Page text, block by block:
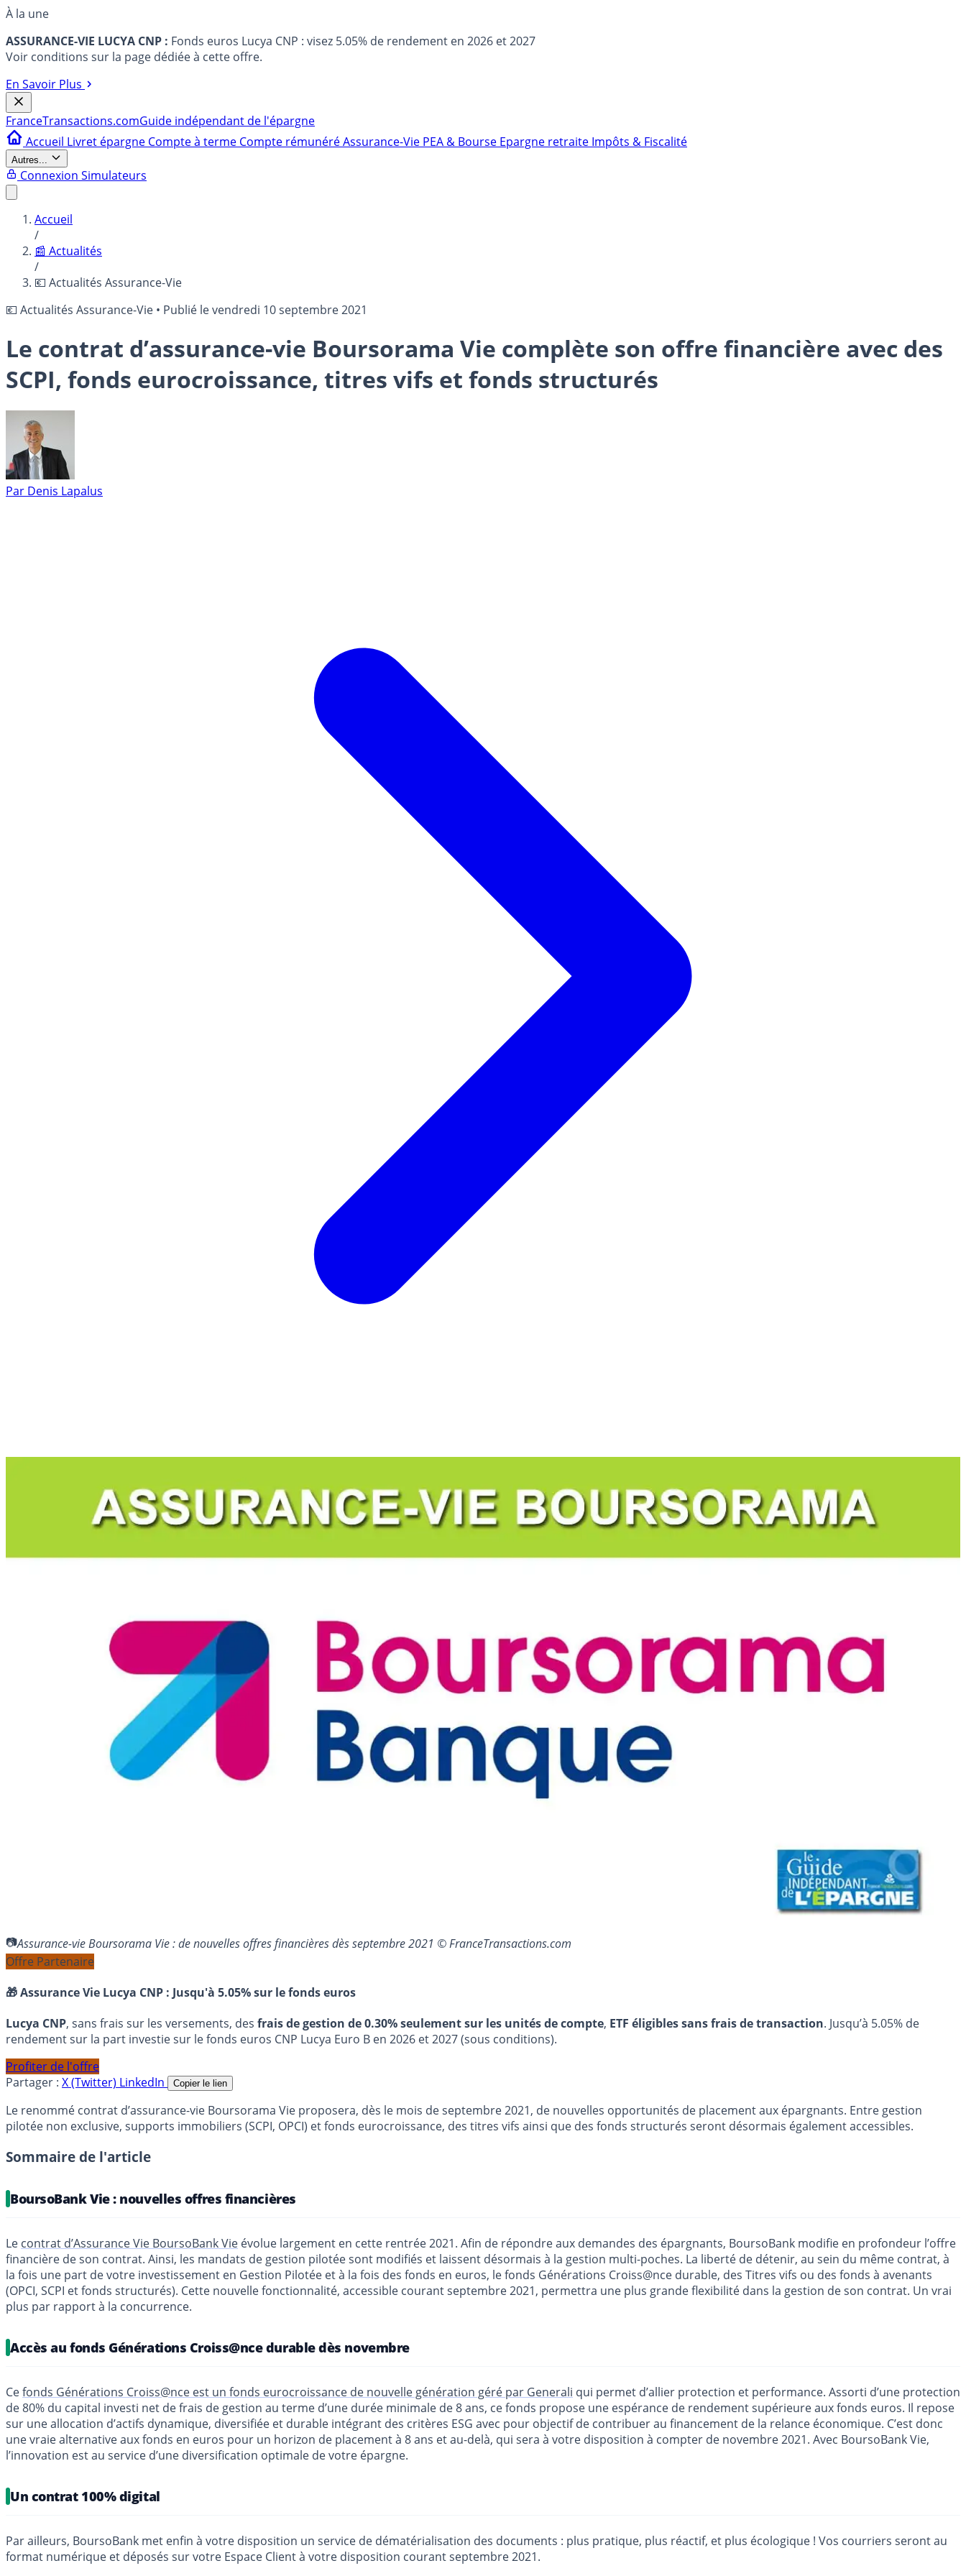
À la une
ASSURANCE-VIE LUCYA CNP : Fonds euros Lucya CNP : visez 5.05% de rendement en 2026 et 2027
Voir conditions sur la page dédiée à cette offre.
En Savoir Plus
FranceTransactions.comGuide indépendant de l'épargne
Accueil Livret épargne Compte à terme Compte rémunéréAssurance-Vie PEA & Bourse Epargne retraite Impôts & Fiscalité
Autres...
Connexion Simulateurs
Accueil
/
📰 Actualités
/
💶 Actualités Assurance-Vie
💶 Actualités Assurance-Vie • Publié levendredi 10 septembre 2021
Le contrat d’assurance-vie Boursorama Vie complète son offre financière avec des
SCPI, fonds eurocroissance, titres vifs et fonds structurés
Par Denis Lapalus
Assurance-vie Boursorama Vie : de nouvelles offres financières dès septembre 2021 © FranceTransactions.com
Offre Partenaire
🎁 Assurance Vie Lucya CNP : Jusqu'à 5.05% sur le fonds euros
Lucya CNP, sans frais sur les versements, des frais de gestion de 0.30% seulement sur les unités de compte, ETF éligibles sans frais de transaction. Jusqu’à 5.05% de
rendement sur la part investie sur le fonds euros CNP Lucya Euro B en 2026 et 2027 (sous conditions).
Profiter de l'offre
Partager : X (Twitter) LinkedIn Copier le lien
Le renommé contrat d’assurance-vie Boursorama Vie proposera, dès le mois de septembre 2021, de nouvelles opportunités de placement aux épargnants. Entre gestion
pilotée non exclusive, supports immobiliers (SCPI, OPCI) et fonds eurocroissance, des titres vifs ainsi que des fonds structurés seront désormais également accessibles.
Sommaire de l'article
BoursoBank Vie : nouvelles offres financières
Le contrat d’Assurance Vie BoursoBank Vie évolue largement en cette rentrée 2021. Afin de répondre aux demandes des épargnants, BoursoBank modifie en profondeur l’offre
financière de son contrat. Ainsi, les mandats de gestion pilotée sont modifiés et laissent désormais à la gestion multi-poches. La liberté de détenir, au sein du même contrat, à
la fois une part de votre investissement en Gestion Pilotée et à la fois des fonds en euros, le fonds Générations Croiss@nce durable, des Titres vifs ou des fonds à avenants
(OPCI, SCPI et fonds structurés). Cette nouvelle fonctionnalité, accessible courant septembre 2021, permettra une plus grande flexibilité dans la gestion de son contrat. Un vrai
plus par rapport à la concurrence.
Accès au fonds Générations Croiss@nce durable dès novembre
Cefonds Générations Croiss@nce est un fonds eurocroissance de nouvelle génération géré par Generali qui permet d’allier protection et performance. Assorti d’une protection
de 80% du capital investi net de frais de gestion au terme d’une durée minimale de 8 ans, ce fonds propose une espérance de rendement supérieure aux fonds euros. Il repose
sur une allocation d’actifs dynamique, diversifiée et durable intégrant des critères ESG avec pour objectif de contribuer au financement de la relance économique. C’est donc
une vraie alternative aux fonds en euros pour un horizon de placement à 8 ans et au-delà, qui sera à votre disposition à compter de novembre 2021. Avec BoursoBank Vie,
l’innovation est au service d’une diversification optimale de votre épargne.
Un contrat 100% digital
Par ailleurs, BoursoBank met enfin à votre disposition un service de dématérialisation des documents : plus pratique, plus réactif, et plus écologique ! Vos courriers seront au
format numérique et déposés sur votre Espace Client à votre disposition courant septembre 2021.